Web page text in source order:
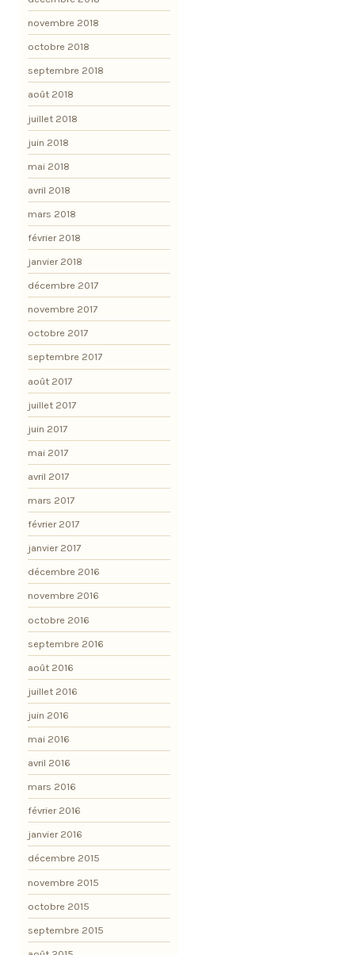
novembre 2018
octobre 2018
septembre 2018
août 2018
juillet 2018
juin 2018
mai 2018
avril 2018
mars 2018
février 2018
janvier 2018
décembre 2017
novembre 2017
octobre 2017
septembre 2017
août 2017
juillet 2017
juin 2017
mai 2017
avril 2017
mars 2017
février 2017
janvier 2017
décembre 2016
novembre 2016
octobre 2016
septembre 2016
août 2016
juillet 2016
juin 2016
mai 2016
avril 2016
mars 2016
février 2016
janvier 2016
décembre 2015
novembre 2015
octobre 2015
septembre 2015